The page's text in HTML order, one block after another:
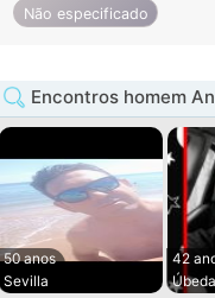
Não especificado
Encontros homem
50 anos
Sevilla
42
Úbeda